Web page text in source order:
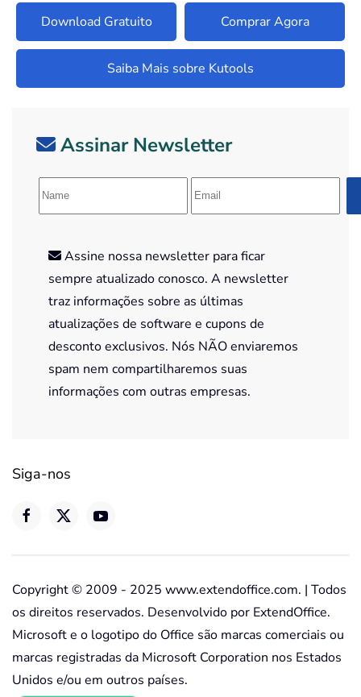
Download Gratuito Comprar Agora
Saiba Mais sobre Kutools
Assinar Newsletter
Assine nossa newsletter para ficar
sempre atualizado conosco. A newsletter
traz informações sobre as últimas
atualizações de software e cupons de
desconto exclusivos. Nós NÃO enviaremos
spam nem compartilharemos suas
informações com outras empresas.
Siga-nos
Copyright © 2009 - 2025 www.extendoffice.com. | Todos
os direitos reservados. Desenvolvido por ExtendOffice.
Microsoft e o logotipo do Office são marcas comerciais ou
marcas registradas da Microsoft Corporation nos Estados
Unidos e/ou em outros países.